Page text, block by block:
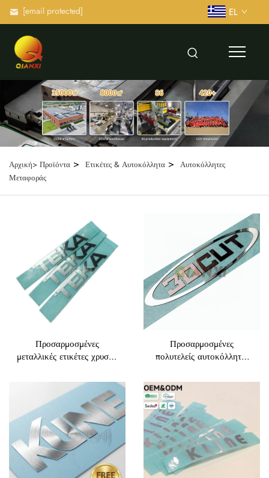
[email protected] EL
Αρχική> Προϊόντα > Ετικέτες & Αυτοκόλλητα > Αυτοκόλλητες
Μεταφοράς
Προσαρμοσμένες
μεταλλικές ετικέτες χρυσού
τρισδιάστατες ετικέτες
Electroform,
χρωμιούμενες, αργυρές, με
μεταλλική μεταφορά μέσω
ηλεκτροπλάκωσης,
λογότυπο ελεύθερα
πλακωμένο με νικέλιο,
αυτοκόλλητες ετικέτες
Προσαρμοσμένες
πολυτελείς αυτοκόλλητες
χρυσές, τρισδιάστατες
μεταλλικές ετικέτες
λογότυπου, ελεύθερα
πλακωμένες με νικέλιο,
λεπτές μεταλλικές ετικέτες
μεταφοράς για κύπελλα